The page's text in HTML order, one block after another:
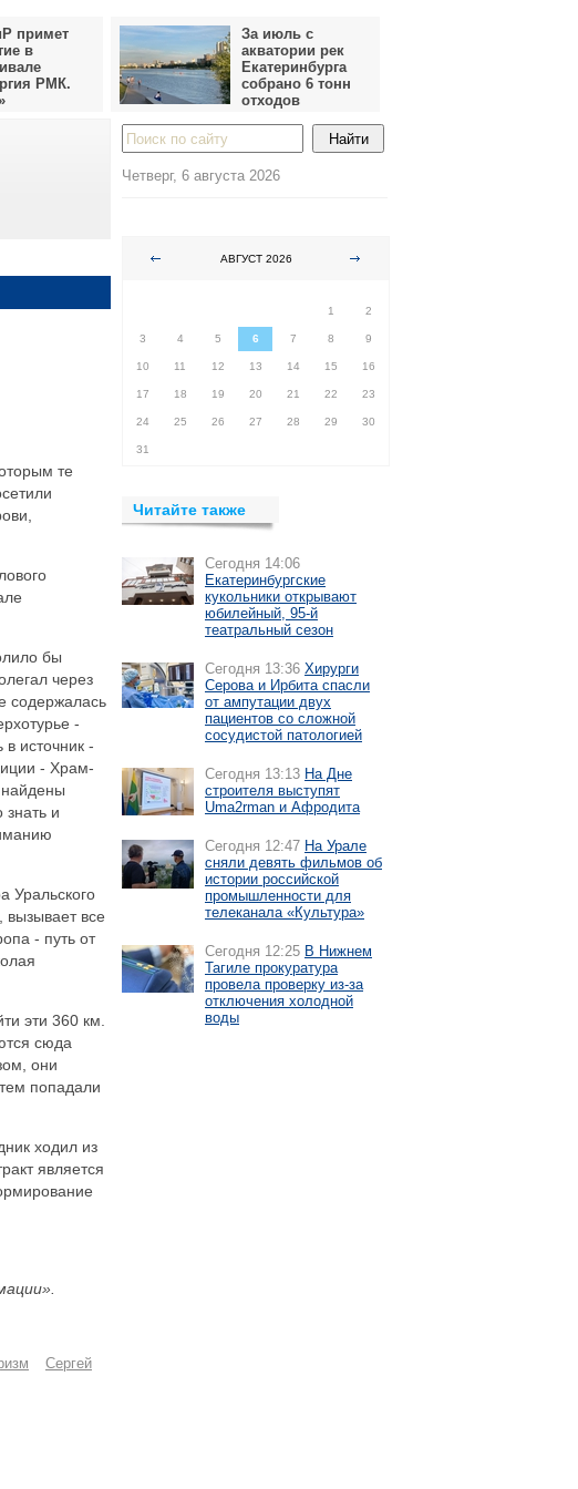
примет
в
РМК.
За июль с
акватории рек
Екатеринбурга
собрано 6 тонн
отходов
те
бы
через
содержалась
-
источник -
- Храм-
и
Уральского
вызывает все
- путь от
эти 360 км.
сюда
они
попадали
ходил из
является
Сергей
Четверг, 6 августа 2026
АВГУСТ 2026
1
2
3 4 5 6 7 8 9
10 11 12 13 14 15 16
17 18 19 20 21 22 23
24 25 26 27 28 29 30
31
Читайте также
Сегодня 14:06
Екатеринбургские
кукольники открывают
юбилейный, 95-й
театральный сезон
Сегодня 13:36 Хирурги
Серова и Ирбита спасли
от ампутации двух
пациентов со сложной
сосудистой патологией
Сегодня 13:13 На Дне
строителя выступят
Uma2rman и Афродита
Сегодня 12:47 На Урале
сняли девять фильмов об
истории российской
промышленности для
телеканала «Культура»
Сегодня 12:25 В Нижнем
Тагиле прокуратура
провела проверку из-за
отключения холодной
воды